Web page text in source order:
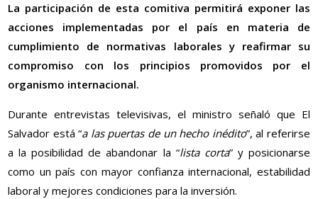
La participación de esta comitiva permitirá exponer las
acciones implementadas por el país en materia de
cumplimiento de normativas laborales y reafirmar su
compromiso con los principios promovidos por el
organismo internacional.
Durante entrevistas televisivas, el ministro señaló que El
Salvador está “a las puertas de un hecho inédito”, al referirse
a la posibilidad de abandonar la “lista corta” y posicionarse
como un país con mayor confianza internacional, estabilidad
laboral y mejores condiciones para la inversión.